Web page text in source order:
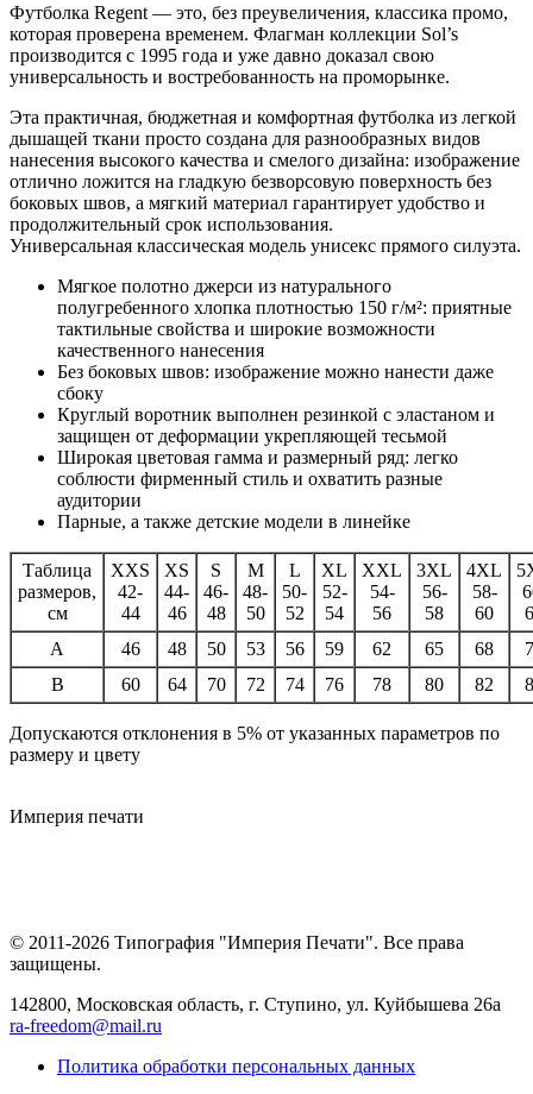
Футболка Regent — это, без преувеличения, классика промо,
которая проверена временем. Флагман коллекции Sol’s
производится с 1995 года и уже давно доказал свою
универсальность и востребованность на проморынке.
Эта практичная, бюджетная и комфортная футболка из легкой
дышащей ткани просто создана для разнообразных видов
нанесения высокого качества и смелого дизайна: изображение
отлично ложится на гладкую безворсовую поверхность без
боковых швов, а мягкий материал гарантирует удобство и
продолжительный срок использования.
Универсальная классическая модель унисекс прямого силуэта.
Мягкое полотно джерси из натурального
полугребенного хлопка плотностью 150 г/м²: приятные
тактильные свойства и широкие возможности
качественного нанесения
Без боковых швов: изображение можно нанести даже
сбоку
Круглый воротник выполнен резинкой с эластаном и
защищен от деформации укрепляющей тесьмой
Широкая цветовая гамма и размерный ряд: легко
соблюсти фирменный стиль и охватить разные
аудитории
Парные, а также детские модели в линейке
Таблица
размеров,
см
XXS
42-
44
XS
44-
46
S
46-
48
M
48-
50
L
50-
52
XL
52-
54
XXL
54-
56
3XL
56-
58
4XL
58-
60
A
46 48 50 53 56 59 62 65 68
B
60 64 70 72 74 76 78 80 82
Допускаются отклонения в 5% от указанных параметров по
размеру и цвету
Империя печати
© 2011-2026 Типография "Империя Печати". Все права
защищены.
142800, Московская область, г. Ступино, ул. Куйбышева 26а
ra-freedom@mail.ru
Политика обработки персональных данных